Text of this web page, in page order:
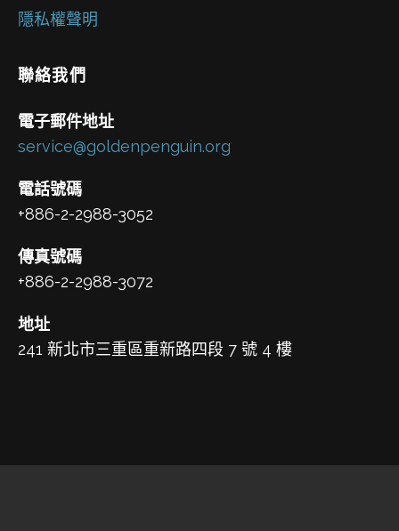
隱私權聲明
聯絡我們
電子郵件地址
service@goldenpenguin.org
電話號碼
+886-2-2988-3052
傳真號碼
+886-2-2988-3072
地址
241 新北市三重區重新路四段 7 號 4 樓